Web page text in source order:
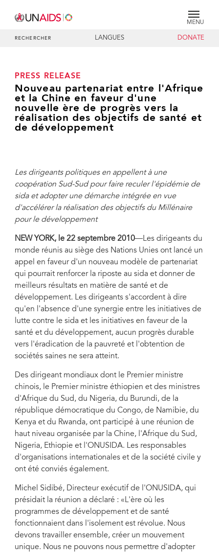
MENU
RECHERCHER LANGUES DONATE
PRESS RELEASE
Nouveau partenariat entre l'Afrique
et la Chine en faveur d'une
nouvelle ère de progrès vers la
réalisation des objectifs de santé et
de développement
Les dirigeants politiques en appellent à une
coopération Sud-Sud pour faire reculer l'épidémie de
sida et adopter une démarche intégrée en vue
d'accélérer la réalisation des objectifs du Millénaire
pour le développement
NEW YORK, le 22 septembre 2010—Les dirigeants du
monde réunis au siège des Nations Unies ont lancé un
appel en faveur d'un nouveau modèle de partenariat
qui pourrait renforcer la riposte au sida et donner de
meilleurs résultats en matière de santé et de
développement. Les dirigeants s'accordent à dire
qu'en l'absence d'une synergie entre les initiatives de
lutte contre le sida et les initiatives en faveur de la
santé et du développement, aucun progrès durable
vers l'éradication de la pauvreté et l'obtention de
sociétés saines ne sera atteint.
Des dirigeant mondiaux dont le Premier ministre
chinois, le Premier ministre éthiopien et des ministres
d'Afrique du Sud, du Nigeria, du Burundi, de la
république démocratique du Congo, de Namibie, du
Kenya et du Rwanda, ont participé à une réunion de
haut niveau organisée par la Chine, l'Afrique du Sud,
Nigeria, Ethiopie et l'ONUSIDA. Les responsables
d'organisations internationales et de la société civile y
ont été conviés également.
Michel Sidibé, Directeur exécutif de l'ONUSIDA, qui
présidait la réunion a déclaré : «L'ère où les
programmes de développement et de santé
fonctionnaient dans l'isolement est révolue. Nous
devons travailler ensemble, créer un mouvement
unique. Nous ne pouvons nous permettre d'adopter